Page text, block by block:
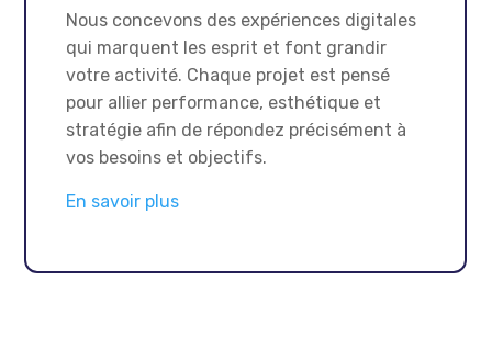
Nous concevons des expériences digitales
qui marquent les esprit et font grandir
votre activité. Chaque projet est pensé
pour allier performance, esthétique et
stratégie afin de répondez précisément à
vos besoins et objectifs.
En savoir plus